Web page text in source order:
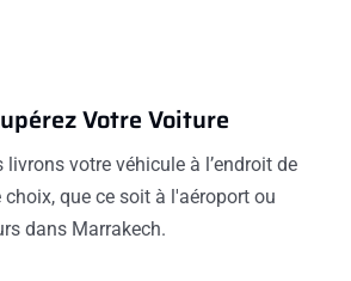
Votre Voiture
livrons votre véhicule à l’endroit de
choix, que ce soit à l'aéroport ou
dans Marrakech.